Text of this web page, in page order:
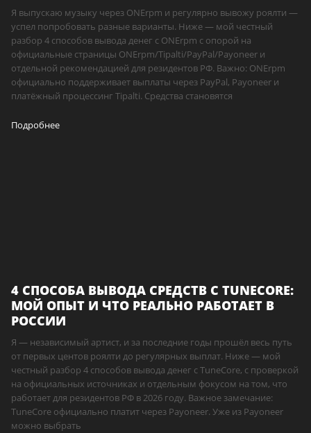
Я выпускаю музыку через ONErpm и регулярно вывожу роялти —
успел попробовать разные варианты. Ниже — мой честный
разбор 4 способов вывода денег с ONErpm с опорой на
официальные страницы ONErpm/Tipalti/PayPal/Payoneer и
отдельной рекомендацией для резидентов РФ. Важно: ONErpm
официально поддерживает выплаты через PayPal, Payoneer и
платёжный процессинг Tipalti. Средства становятся
Подробнее
4 СПОСОБА ВЫВОДА СРЕДСТВ С TUNECORE:
МОЙ ОПЫТ И ЧТО РЕАЛЬНО РАБОТАЕТ В
РОССИИ
Я — независимый артист, и за последние годы прошёл весь путь
от первых центов роялти до регулярных выплат. Ниже — мой
честный разбор 4 способов вывода денег с TuneCore, с проверкой
на официальных источниках и отдельным фокусом на том, что
работает для резидентов РФ в 2026 году. Важное замечание:
TuneCore официально платит через Payoneer. Уже из Payoneer
можно выбрать